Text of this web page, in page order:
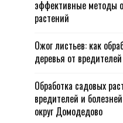
эффективные методы
растений
Ожог листьев: как
деревья от
Обработка садовых
вредителей и
округ Домодедово